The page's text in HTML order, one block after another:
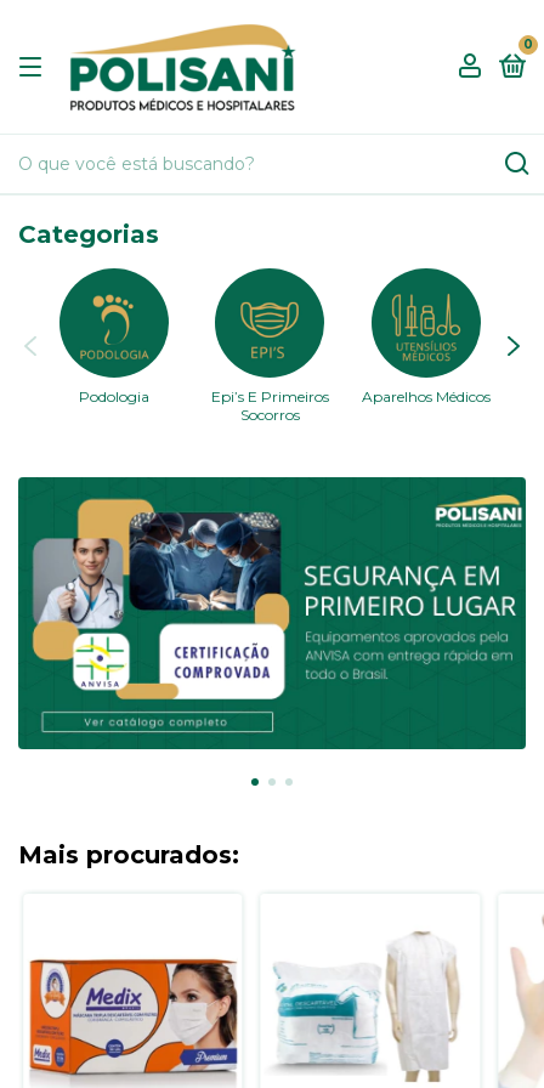
0
Categorias
Podologia
Epi’s E Primeiros
Socorros
Aparelhos Médicos
Mais procurados: